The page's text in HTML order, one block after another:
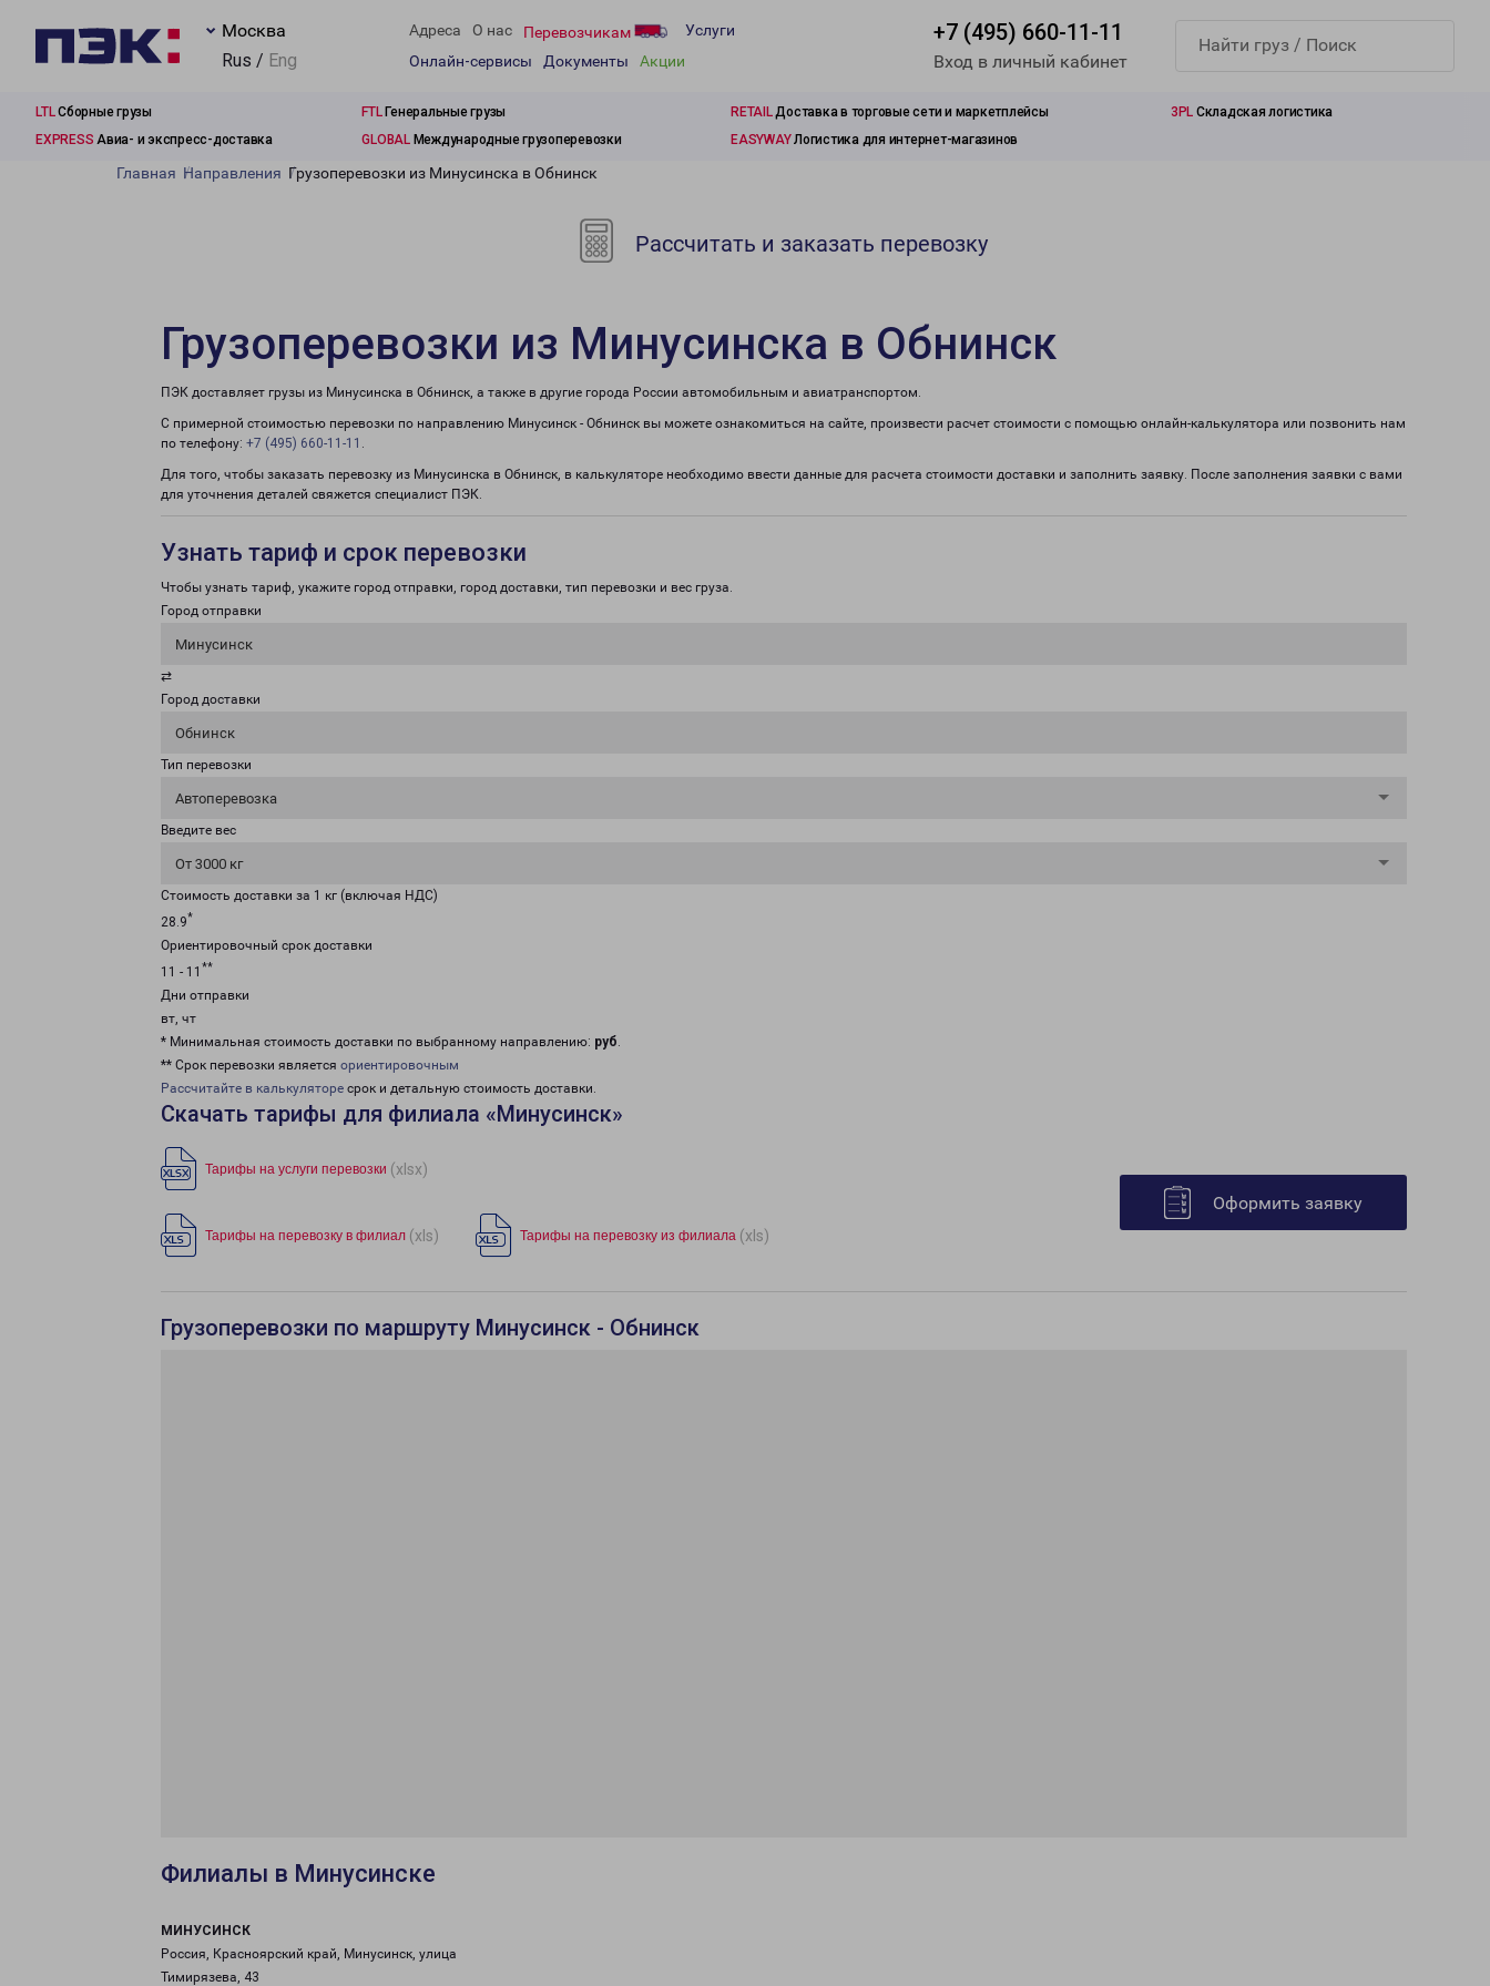
Москва
Rus / Eng
Адреса О нас Перевозчикам
Услуги
Онлайн-сервисы
Документы Акции
+7 (495) 660-11-11
Вход в личный кабинет
LTLСборные грузы FTLГенеральные грузы RETAILДоставка в торговые сети и маркетплейсы 3PL Складская логистика
EXPRESS Авиа- и экспресс-доставка GLOBALМеждународные грузоперевозки EASYWAYЛогистика для интернет-магазинов
Главная Направления Грузоперевозки из Минусинска в Обнинск
Рассчитать и заказать перевозку
Грузоперевозки из Минусинска в Обнинск
ПЭК доставляет грузы из Минусинска в Обнинск, а также в другие города России автомобильным и авиатранспортом.
С примерной стоимостью перевозки по направлению Минусинск - Обнинск вы можете ознакомиться на сайте, произвести расчет стоимости с помощью онлайн-калькулятора или позвонить нам
по телефону: +7 (495) 660-11-11 .
Для того, чтобы заказать перевозку из Минусинска в Обнинск, в калькуляторе необходимо ввести данные для расчета стоимости доставки и заполнить заявку. После заполнения заявки с вами
для уточнения деталей свяжется специалист ПЭК.
Узнать тариф и срок перевозки
Чтобы узнать тариф, укажите город отправки, город доставки, тип перевозки и вес груза.
Город отправки
Минусинск
⇄
Город доставки
Обнинск
Тип перевозки
Автоперевозка
Введите вес
От 3000 кг
Стоимость доставки за 1 кг (включая НДС)
28.9*
Ориентировочный срок доставки
11 - 11 **
Дни отправки
вт, чт
* Минимальная стоимость доставки по выбранному направлению: руб.
** Срок перевозки является ориентировочным
Рассчитайте в калькуляторе срок и детальную стоимость доставки.
Скачать тарифы для филиала «Минусинск»
Тарифы на услуги перевозки (xlsx)
Тарифы на перевозку в филиал (xls) Тарифы на перевозку из филиала (xls)
Оформить заявку
Грузоперевозки по маршруту Минусинск - Обнинск
Филиалы в Минусинске
МИНУСИНСК
Россия, Красноярский край, Минусинск, улица
Тимирязева, 43